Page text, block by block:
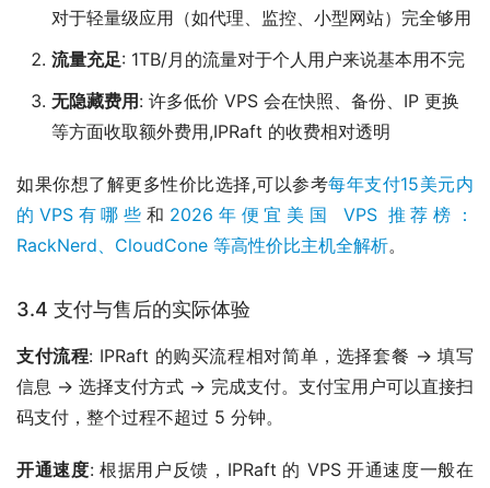
对于轻量级应用（如代理、监控、小型网站）完全够用
流量充足: 1TB/月的流量对于个人用户来说基本用不完
无隐藏费用 : 许多低价 VPS 会在快照、备份、IP 更换
等方面收取额外费用,IPRaft 的收费相对透明
如果你想了解更多性价比选择,可以参考每年支付15美元内
的VPS有哪些和 2026年便宜美国 VPS 推荐榜：
RackNerd、CloudCone 等高性价比主机全解析。
3.4 支付与售后的实际体验
支付流程: IPRaft 的购买流程相对简单，选择套餐 → 填写
信息 → 选择支付方式 → 完成支付。支付宝用户可以直接扫
码支付，整个过程不超过 5 分钟。
开通速度: 根据用户反馈，IPRaft 的 VPS 开通速度一般在